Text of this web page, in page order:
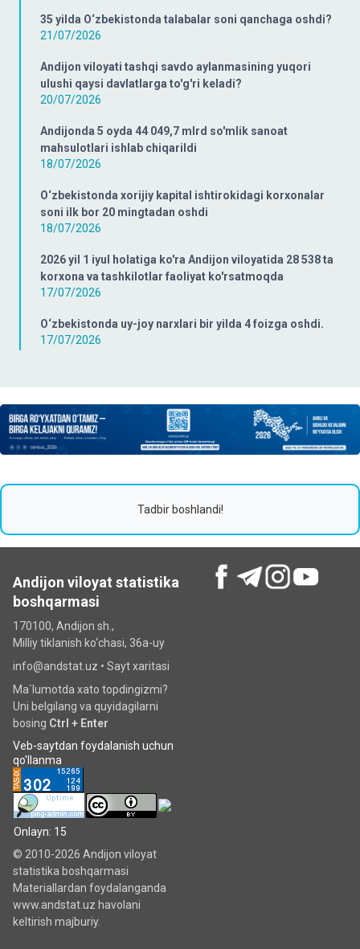
35 yilda O‘zbekistonda talabalar soni qanchaga oshdi?
21/07/2026
Andijon viloyati tashqi savdo aylanmasining yuqori
ulushi qaysi davlatlarga to'g'ri keladi?
20/07/2026
Andijonda 5 oyda 44 049,7 mlrd so'mlik sanoat
mahsulotlari ishlab chiqarildi
18/07/2026
O‘zbekistonda xorijiy kapital ishtirokidagi korxonalar
soni ilk bor 20 mingtadan oshdi
18/07/2026
2026 yil 1 iyul holatiga ko'ra Andijon viloyatida 28 538 ta
korxona va tashkilotlar faoliyat ko'rsatmoqda
17/07/2026
O‘zbekistonda uy-joy narxlari bir yilda 4 foizga oshdi.
17/07/2026
Tadbir boshlandi!
Andijon viloyat statistika
boshqarmasi
170100, Andijon sh.,
Milliy tiklanish ko‘chаsi, 36a-uy
info@andstat.uz • Sayt xaritasi
Ma`lumotda xato topdingizmi?
Uni belgilang va quyidagilarni
bosing Ctrl + Enter
Veb-saytdan foydalanish uchun
qo'llanma
Onlayn: 15
© 2010-2026 Andijon viloyat
statistika boshqarmasi
Materiallardan foydalanganda
www.andstat.uz havolani
keltirish majburiy.